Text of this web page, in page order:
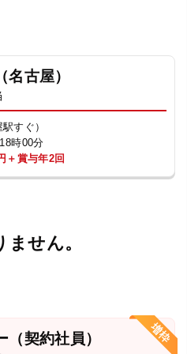
古屋）
すぐ）
時00分
＋賞与年2回
せん。
契約社員）